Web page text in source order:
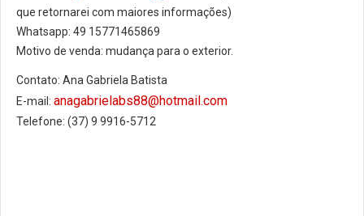
que retornarei com maiores informações)
Whatsapp: 49 15771465869
Motivo de venda: mudança para o exterior.
Contato: Ana Gabriela Batista
E-mail: anagabrielabs88@hotmail.com
Telefone: (37) 9 9916-5712